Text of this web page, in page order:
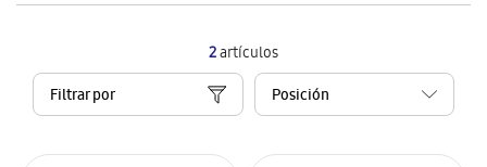
2artículos
Filtrar por